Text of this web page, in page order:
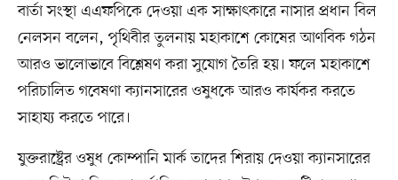
বার্তা সংস্থা এএফপিকে দেওয়া এক সাক্ষাৎকারে নাসার প্রধান বিল
নেলসন বলেন, পৃথিবীর তুলনায় মহাকাশে কোষের আণবিক গঠন
আরও ভালোভাবে বিশ্লেষণ করা সুযোগ তৈরি হয়। ফলে মহাকাশে
পরিচালিত গবেষণা ক্যানসারের ওষুধকে আরও কার্যকর করতে
সাহায্য করতে পারে।
যুক্তরাষ্ট্রের ওষুধ কোম্পানি মার্ক তাদের শিরায় দেওয়া ক্যানসারের